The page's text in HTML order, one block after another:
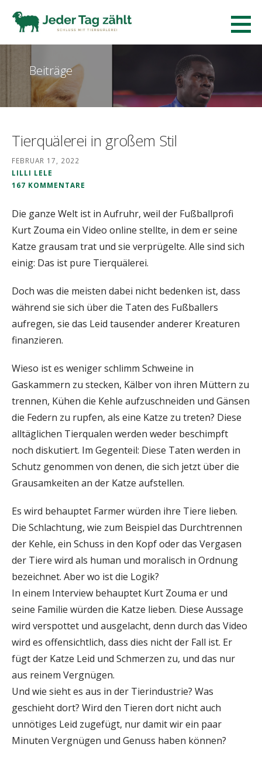
Inhalt
Jeder Tag zaehlt.
Beiträge
Tierquälerei in großem Stil
FEBRUAR 17, 2022
LILLI LELE
167 KOMMENTARE
Die ganze Welt ist in Aufruhr, weil der Fußballprofi
Kurt Zouma ein Video online stellte, in dem er seine
Katze grausam trat und sie verprügelte. Alle sind sich
einig: Das ist pure Tierquälerei.
Doch was die meisten dabei nicht bedenken ist, dass
während sie sich über die Taten des Fußballers
aufregen, sie das Leid tausender anderer Kreaturen
finanzieren.
Wieso ist es weniger schlimm Schweine in
Gaskammern zu stecken, Kälber von ihren Müttern zu
trennen, Kühen die Kehle aufzuschneiden und Gänsen
die Federn zu rupfen, als eine Katze zu treten? Diese
alltäglichen Tierqualen werden weder beschimpft
noch diskutiert. Im Gegenteil: Diese Taten werden in
Schutz genommen von denen, die sich jetzt über die
Grausamkeiten an der Katze aufstellen.
Es wird behauptet Farmer würden ihre Tiere lieben.
Die Schlachtung, wie zum Beispiel das Durchtrennen
der Kehle, ein Schuss in den Kopf oder das Vergasen
der Tiere wird als human und moralisch in Ordnung
bezeichnet. Aber wo ist die Logik?
In einem Interview behauptet Kurt Zouma er und
seine Familie würden die Katze lieben. Diese Aussage
wird verspottet und ausgelacht, denn durch das Video
wird es offensichtlich, dass dies nicht der Fall ist. Er
fügt der Katze Leid und Schmerzen zu, und das nur
aus reinem Vergnügen.
Und wie sieht es aus in der Tierindustrie? Was
geschieht dort? Wird den Tieren dort nicht auch
unnötiges Leid zugefügt, nur damit wir ein paar
Minuten Vergnügen und Genuss haben können?